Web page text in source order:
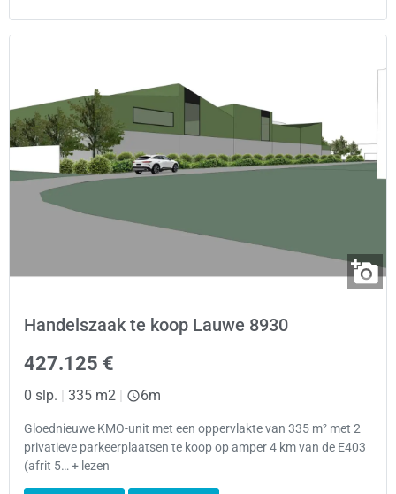
Handelszaak te koop Lauwe 8930
427.125 €
0 slp. 335 m2 6m
Gloednieuwe KMO-unit met een oppervlakte van 335 m² met 2
privatieve parkeerplaatsen te koop op amper 4 km van de E403
(afrit 5… + lezen